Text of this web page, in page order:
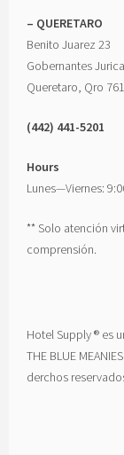
– QUERETARO
Benito Juarez 23
Gobernantes Jurica
Queretaro, Qro
(442) 441-5201
Hours
Lunes—Viernes:
** Solo atención
comprensión.
Hotel Supply ® es
THE BLUE
derchos